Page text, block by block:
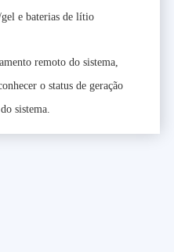
e baterias de lítio
remoto do sistema,
o status de geração
sistema.